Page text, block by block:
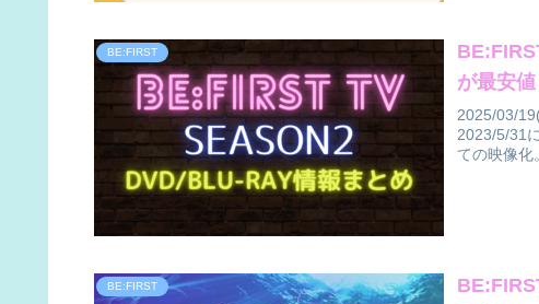
BE:FIRST
が最安
2025/03/
2023/5/31
ての映像化
BE:FIRST